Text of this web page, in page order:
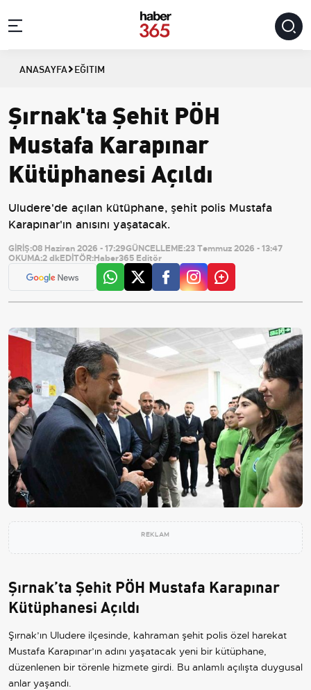
ANASAYFA EĞITIM
Şırnak'ta Şehit PÖH
Mustafa Karapınar
Kütüphanesi Açıldı
Uludere'de açılan kütüphane, şehit polis Mustafa
Karapınar'ın anısını yaşatacak.
GİRİŞ:08 Haziran 2026 - 17:29GÜNCELLEME:23 Temmuz 2026 - 13:47
OKUMA:2 dkEDİTÖR:Haber365 Editör
REKLAM
Şırnak’ta Şehit PÖH Mustafa Karapınar
Kütüphanesi Açıldı
Şırnak’ın Uludere ilçesinde, kahraman şehit polis özel harekat
Mustafa Karapınar’ın adını yaşatacak yeni bir kütüphane,
düzenlenen bir törenle hizmete girdi. Bu anlamlı açılışta duygusal
anlar yaşandı.